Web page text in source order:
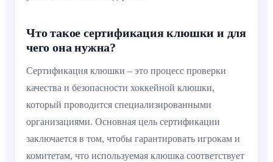
Что такое сертификация клюшки и для
чего она нужна?
Сертификация клюшки – это процесс проверки
качества и безопасности хоккейной клюшки,
который проводится специализированными
организациями. Основная цель сертификации
заключается в том, чтобы гарантировать игрокам и
комитетам, что используемая клюшка соответствует